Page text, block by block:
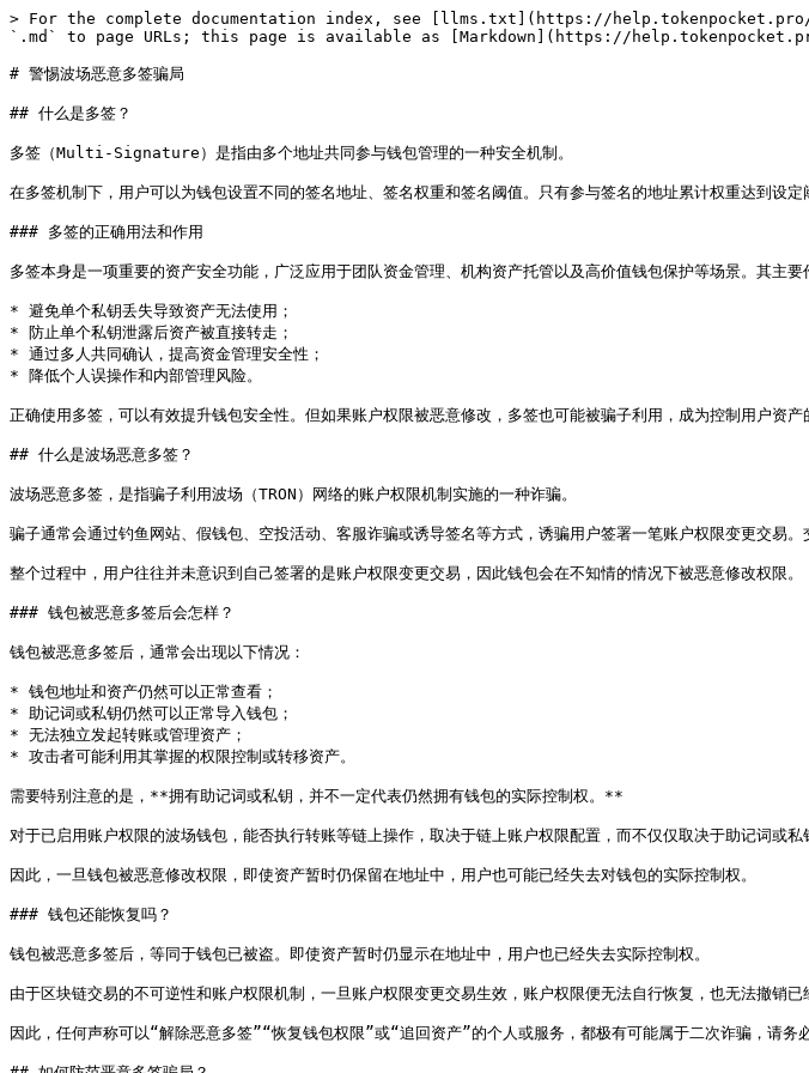
> For the complete documentation index, see [llms.txt](https://
`.md` to page URLs; this page is available as [Markdown](https://
# 警惕波场恶意多签骗局
## 什么是多签？
多签（Multi-Signature）是指由多个地址共同参与钱包管理的一种安全机制。
在多签机制下，用户可以为钱包设置不同的签名地址、签名权重和签名阈值。只有参与签名的地址累计权重达到设定
### 多签的正确用法和作用
多签本身是一项重要的资产安全功能，广泛应用于团队资金管理、机构资产托管以及高价值钱包保护等场景。其主要
* 避免单个私钥丢失导致资产无法使用；
* 防止单个私钥泄露后资产被直接转走；
* 通过多人共同确认，提高资金管理安全性；
* 降低个人误操作和内部管理风险。
正确使用多签，可以有效提升钱包安全性。但如果账户权限被恶意修改，多签也可能被骗子利用，成为控制用户资产
## 什么是波场恶意多签？
波场恶意多签，是指骗子利用波场（TRON）网络的账户权限机制实施的一种诈骗。
骗子通常会通过钓鱼网站、假钱包、空投活动、客服诈骗或诱导签名等方式，诱骗用户签署一笔账户权限变更交易
整个过程中，用户往往并未意识到自己签署的是账户权限变更交易，因此钱包会在不知情的情况下被恶意修改权限。
### 钱包被恶意多签后会怎样？
钱包被恶意多签后，通常会出现以下情况：
* 钱包地址和资产仍然可以正常查看；
* 助记词或私钥仍然可以正常导入钱包；
* 无法独立发起转账或管理资产；
* 攻击者可能利用其掌握的权限控制或转移资产。
需要特别注意的是，**拥有助记词或私钥，并不一定代表仍然拥有钱包的实际控制权。**
对于已启用账户权限的波场钱包，能否执行转账等链上操作，取决于链上账户权限配置，而不仅仅取决于助记词或私
因此，一旦钱包被恶意修改权限，即使资产暂时仍保留在地址中，用户也可能已经失去对钱包的实际控制权。
### 钱包还能恢复吗？
钱包被恶意多签后，等同于钱包已被盗。即使资产暂时仍显示在地址中，用户也已经失去实际控制权。
由于区块链交易的不可逆性和账户权限机制，一旦账户权限变更交易生效，账户权限便无法自行恢复，也无法撤销已
因此，任何声称可以“解除恶意多签”“恢复钱包权限”或“追回资产”的个人或服务，都极有可能属于二次诈骗，请务